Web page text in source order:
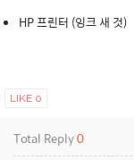
HP 프린터 (잉크 새 것)
LIKE 0
Total Reply0